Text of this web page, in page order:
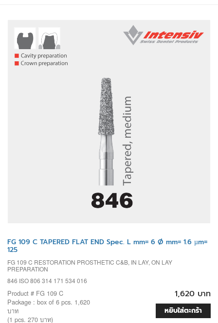
FG 109 C TAPERED FLAT END Spec. L mm= 6 Ø mm= 1.6 µm=
125
FG 109 C RESTORATION PROSTHETIC C&B, IN LAY, ON LAY
PREPARATION
846 ISO 806 314 171 534 016
Product # FG 109 C
Package : box of 6 pcs. 1,620
บาท
(1 pcs. 270 บาท)
1,620 บาท
หยิบใส่ตะกร้า